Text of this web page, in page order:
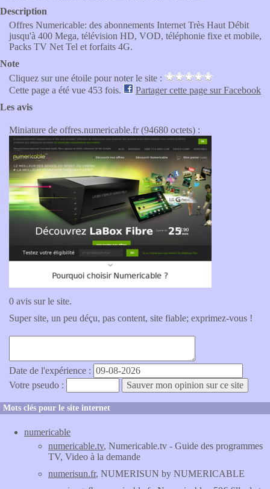
Description
Offres Numericable: des abonnements Internet Très Haut Débit
jusqu'à 400 Mega, télévision HD, VOD, téléphonie fixe et mobile,
Packs TV Net Tel et forfaits 4G.
Note
Cliquez sur une étoile pour noter le site :
Cette page a été vue 453 fois.
Partager cette page sur Facebook
Les avis
Miniature de offres.numericable.fr (94680 octets) :
0 avis sur le site.
Super site, un peu déçu, pas content, site fiable; exprimez-vous !
Date de l'expérience :
Votre pseudo :
Mots clés pour le site internet
numericable
numericable.tv, Numericable.tv - Guide des programmes
TV, Video à la demande
numerisun.fr, NUMERISUN by NUMERICABLE